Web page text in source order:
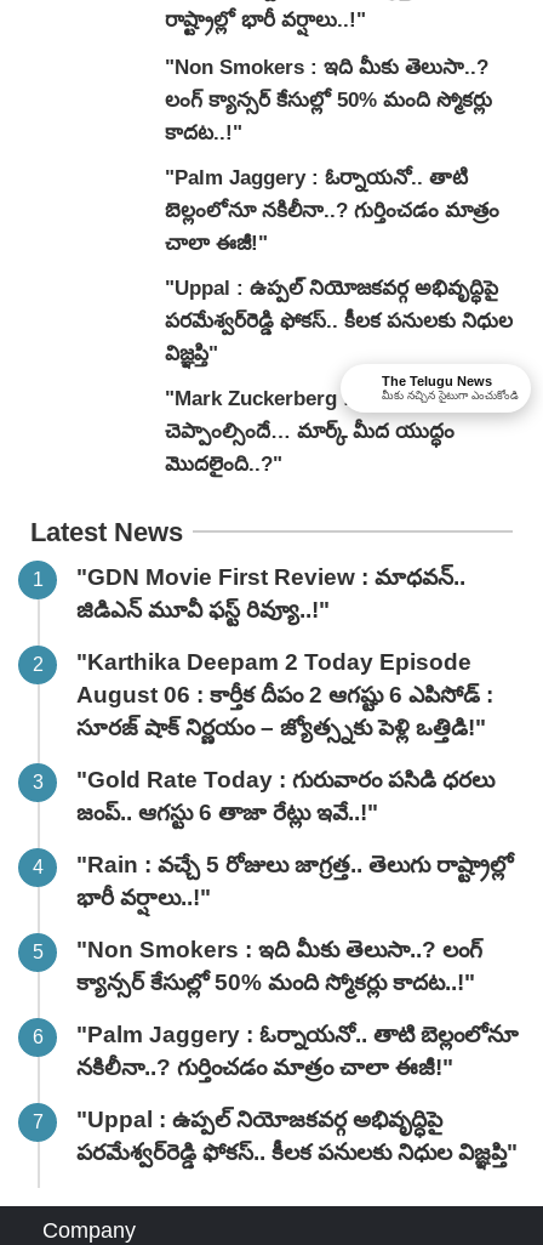
రాష్ట్రాల్లో భారీ వ‌ర్షాలు..!"
"Non Smokers : ఇది మీకు తెలుసా..?
లంగ్ క్యాన్సర్ కేసుల్లో 50% మంది స్మోకర్లు
కాదట..!"
"Palm Jaggery : ఓర్నాయనో.. తాటి
బెల్లంలోనూ నకిలీనా..? గుర్తించడం మాత్రం
చాలా ఈజీ!"
"Uppal : ఉప్పల్ నియోజకవర్గ అభివృద్ధిపై
పరమేశ్వర్‌రెడ్డి ఫోకస్.. కీలక పనులకు నిధుల
విజ్ఞప్తి"
"Mark Zuckerberg : సారీ
చెప్పాంల్సిందే… మార్క్ మీద యుద్ధం
మొదలైంది..?"
Latest News
"GDN Movie First Review : మాధవన్..
జిడిఎన్ మూవీ ఫ‌స్ట్ రివ్యూ..!"
"Karthika Deepam 2 Today Episode
August 06 : కార్తీక దీపం 2 ఆగష్టు 6 ఎపిసోడ్ :
సూరజ్ షాక్ నిర్ణయం – జ్యోత్స్నకు పెళ్లి ఒత్తిడి!"
"Gold Rate Today : గురువారం పసిడి ధరలు
జంప్.. ఆగస్టు 6 తాజా రేట్లు ఇవే..!"
"Rain : వచ్చే 5 రోజులు జాగ్రత్త.. తెలుగు రాష్ట్రాల్లో
భారీ వ‌ర్షాలు..!"
"Non Smokers : ఇది మీకు తెలుసా..? లంగ్
క్యాన్సర్ కేసుల్లో 50% మంది స్మోకర్లు కాదట..!"
"Palm Jaggery : ఓర్నాయనో.. తాటి బెల్లంలోనూ
నకిలీనా..? గుర్తించడం మాత్రం చాలా ఈజీ!"
"Uppal : ఉప్పల్ నియోజకవర్గ అభివృద్ధిపై
పరమేశ్వర్‌రెడ్డి ఫోకస్.. కీలక పనులకు నిధుల విజ్ఞప్తి"
Company
The Telugu News
మీకు నచ్చిన సైటుగా ఎంచుకోండి